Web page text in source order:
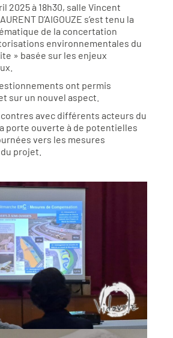
2025 à 18h30, salle Vincent
D’AIGOUZE s’est tenu la
de la concertation
environnementales du
» basée sur les enjeux
ont permis
sur un nouvel aspect.
avec différents acteurs du
porte ouverte à de potentielles
vers les mesures
projet.